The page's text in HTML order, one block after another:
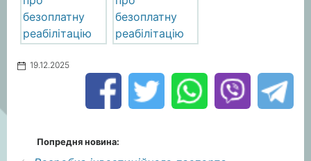
19.12.2025
Попредня новина: